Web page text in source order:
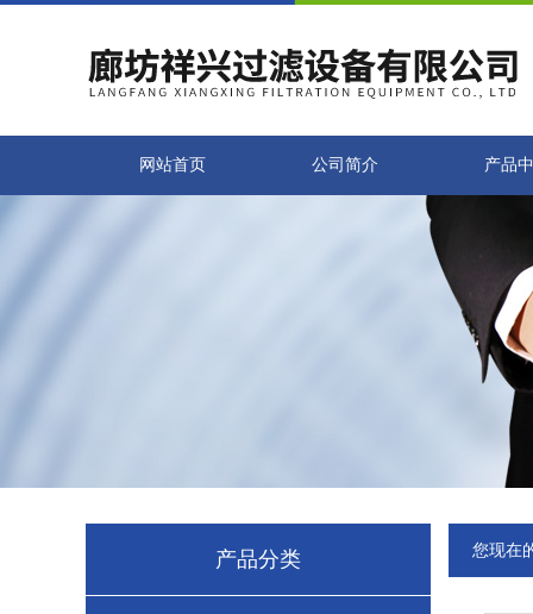
网站首页 公司简介 产品
产品分类 您现在